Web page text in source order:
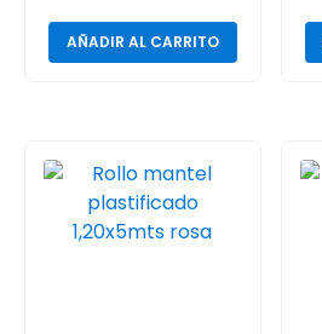
AÑADIR AL CARRITO